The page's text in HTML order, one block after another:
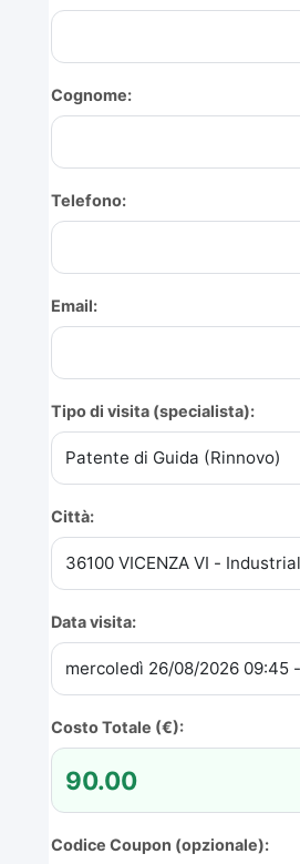
Cognome:
Telefono:
Email:
Tipo di visita (specialista):
Città:
Data visita:
Costo Totale (€):
Codice Coupon (opzionale):